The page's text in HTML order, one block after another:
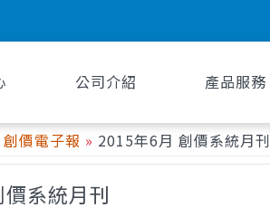
公司介紹 產品服務
創價電子報 » 2015年6月 創價系統月刊
系統月刊